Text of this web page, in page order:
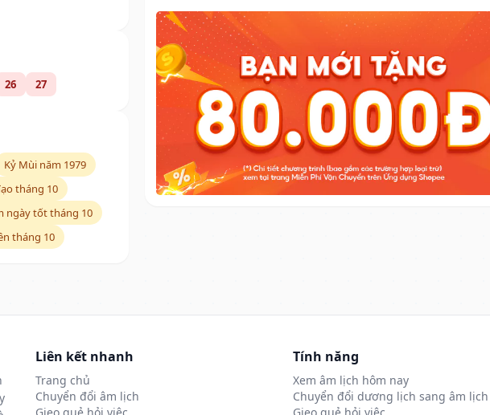
26 27
Kỷ Mùi năm 1979
tháng 10
ngày tốt tháng 10
tháng 10
Liên kết nhanh
Trang chủ
Chuyển đổi âm lịch
Gieo quẻ hỏi việc
Tính năng
Xem âm lịch hôm nay
Chuyển đổi dương lịch sang âm lịch
Gieo quẻ hỏi việc